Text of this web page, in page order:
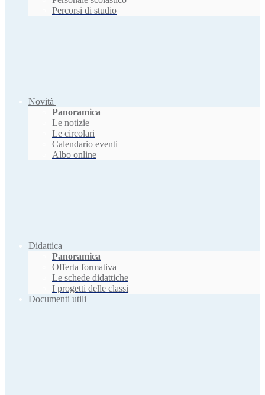
Percorsi di studio
Novità
Panoramica
Le notizie
Le circolari
Calendario eventi
Albo online
Didattica
Panoramica
Offerta formativa
Le schede didattiche
I progetti delle classi
Documenti utili